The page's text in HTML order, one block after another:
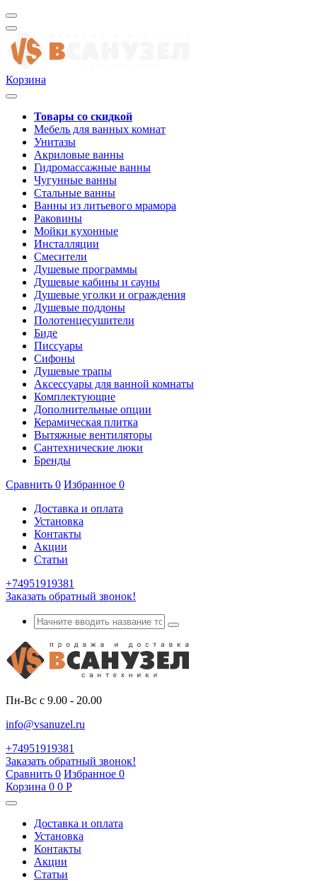
Корзина
Товары со скидкой
Мебель для ванных комнат
Унитазы
Акриловые ванны
Гидромассажные ванны
Чугунные ванны
Стальные ванны
Ванны из литьевого мрамора
Раковины
Мойки кухонные
Инсталляции
Смесители
Душевые программы
Душевые кабины и сауны
Душевые уголки и ограждения
Душевые поддоны
Полотенцесушители
Биде
Писсуары
Сифоны
Душевые трапы
Аксессуары для ванной комнаты
Комплектующие
Дополнительные опции
Керамическая плитка
Вытяжные вентиляторы
Сантехнические люки
Бренды
Сравнить 0 Избранное 0
Доставка и оплата
Установка
Контакты
Акции
Статьи
+74951919381
Заказать обратный звонок!
Пн-Вс с 9.00 - 20.00
info@vsanuzel.ru
+74951919381
Заказать обратный звонок!
Сравнить 0 Избранное 0
Корзина 0 0 Р
Доставка и оплата
Установка
Контакты
Акции
Статьи